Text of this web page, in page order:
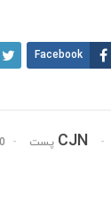
Facebook
CJN 0 دیدگاه